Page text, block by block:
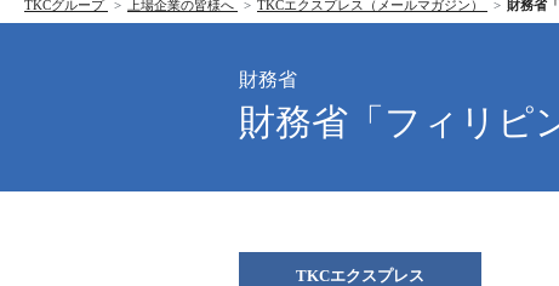
TKCグループ 上場企業の皆様へ TKCエクスプレス（メールマガジン） 財務省
財務省
財務省「フィリピ
TKCエクスプレス